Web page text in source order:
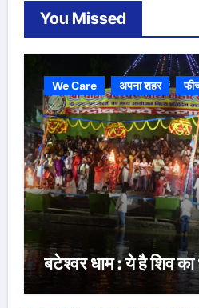
You Missed
We Care अपना शहर
बटेश्वर धाम : ये है शिव का